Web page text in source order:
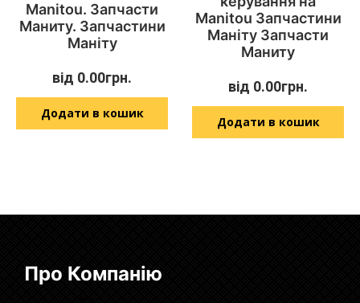
Manitou. Запчасти
Маниту. Запчастини
Маніту
від 0.00грн.
Додати в кошик
Manitou Запчастини
Маніту Запчасти
Маниту
від 0.00грн.
Додати в кошик
Про Компанію